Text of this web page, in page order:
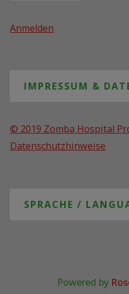
Anmelden
IMPRESSUM &
© 2019 Zomba Hospital
Datenschutzhinweise
SPRACHE /
Powered by